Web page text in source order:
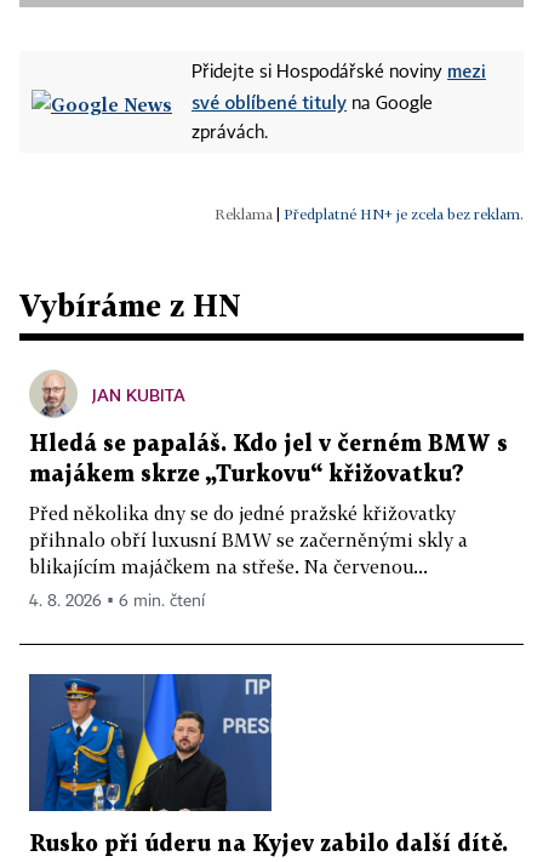
Přidejte si Hospodářské noviny mezi
své oblíbené tituly na Google
zprávách.
Předplatné HN+ je zcela bez reklam.
Vybíráme z HN
JAN KUBITA
Hledá se papaláš. Kdo jel v černém BMW s
majákem skrze „Turkovu“ křižovatku?
Před několika dny se do jedné pražské křižovatky
přihnalo obří luxusní BMW se začerněnými skly a
blikajícím majáčkem na střeše. Na červenou...
4. 8. 2026 ▪ 6 min. čtení
Rusko při úderu na Kyjev zabilo další dítě.